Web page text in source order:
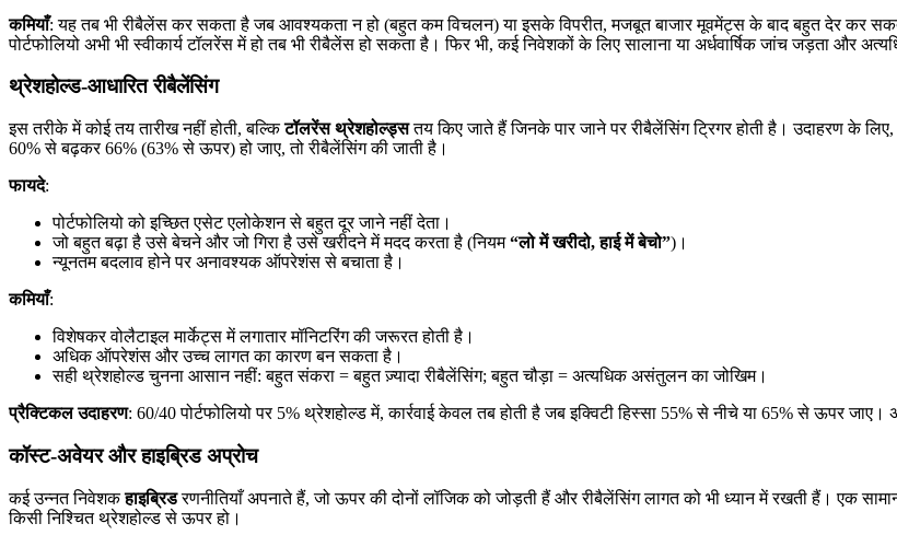
कमियाँ: यह तब भी रीबैलेंस कर सकता है जब आवश्यकता न हो (बहुत कम विचलन) या इसके विपरीत, मजबूत बाजार मूवमेंट्स के बाद बहुत देर कर
पोर्टफोलियो अभी भी स्वीकार्य टॉलरेंस में हो तब भी रीबैलेंस हो सकता है। फिर भी, कई निवेशकों के लिए सालाना या अर्धवार्षिक जांच जड़ता और
थ्रेशहोल्ड-आधारित रीबैलेंसिंग
इस तरीके में कोई तय तारीख नहीं होती, बल्किटॉलरेंस थ्रेशहोल्ड्सतय किए जाते हैं जिनके पार जाने पर रीबैलेंसिंग ट्रिगर होती है। उदाहरण के
60% से बढ़कर 66% (63% से ऊपर) हो जाए, तो रीबैलेंसिंग की जाती है।
फायदे:
पोर्टफोलियो को इच्छित एसेट एलोकेशन से बहुत दूर जाने नहीं देता।
जो बहुत बढ़ा है उसे बेचने और जो गिरा है उसे खरीदने में मदद करता है (नियम“लो में खरीदो, हाई में बेचो”)।
न्यूनतम बदलाव होने पर अनावश्यक ऑपरेशंस से बचाता है।
कमियाँ:
विशेषकर वोलैटाइल मार्केट्स में लगातार मॉनिटरिंग की जरूरत होती है।
अधिक ऑपरेशंस और उच्च लागत का कारण बन सकता है।
सही थ्रेशहोल्ड चुनना आसान नहीं: बहुत संकरा = बहुत ज़्यादा रीबैलेंसिंग; बहुत चौड़ा = अत्यधिक असंतुलन का जोखिम।
प्रैक्टिकल उदाहरण: 60/40 पोर्टफोलियो पर 5% थ्रेशहोल्ड में, कार्रवाई केवल तब होती है जब इक्विटी हिस्सा 55% से नीचे या 65% से ऊपर
कॉस्ट-अवेयर और हाइब्रिड अप्रोच
कई उन्नत निवेशकहाइब्रिडरणनीतियाँ अपनाते हैं, जो ऊपर की दोनों लॉजिक को जोड़ती हैं और रीबैलेंसिंग लागत को भी ध्यान में रखती हैं। एक
किसी निश्चित थ्रेशहोल्ड से ऊपर हो।